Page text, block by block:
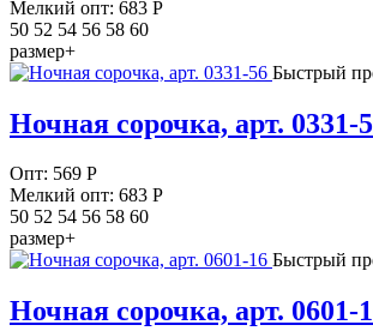
Мелкий опт: 683 Р
50 52 54 56 58 60
размер+
Быстрый
Ночная сорочка, арт. 0331-
Опт: 569 Р
Мелкий опт: 683 Р
50 52 54 56 58 60
размер+
Быстрый
Ночная сорочка, арт. 0601-